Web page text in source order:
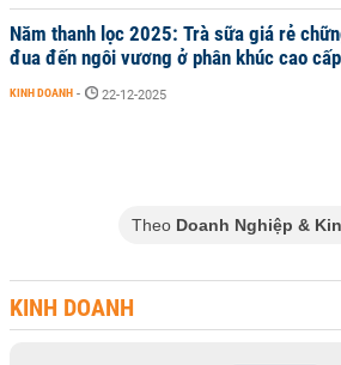
Năm thanh lọc 2025: Trà sữa giá rẻ
đua đến ngôi vương ở phân khúc cao cấp
KINH DOANH - 22-12-2025
Theo Doanh Nghiệp &
KINH DOANH